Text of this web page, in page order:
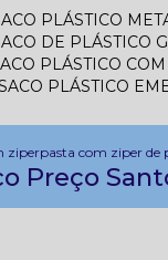
SACO PLÁSTICO
SACO DE PLÁSTICO
SACO PLÁSTICO
SACO PLÁSTICO
ziperpasta com ziper de
Preço